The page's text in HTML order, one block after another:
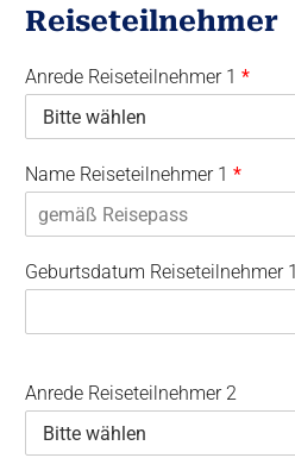
Reiseteilnehmer
Anrede Reiseteilnehmer 1 *
Name Reiseteilnehmer 1 *
Geburtsdatum Reiseteilnehmer 1
Anrede Reiseteilnehmer 2